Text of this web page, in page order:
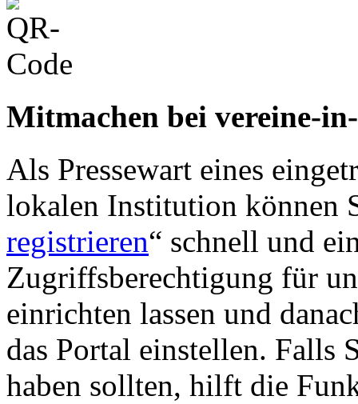
Mitmachen bei vereine-
Als Pressewart eines
lokalen Institution können
registrieren“ schnell und
Zugriffsberechtigung für
einrichten lassen und
das Portal einstellen. Falls
haben sollten, hilft die